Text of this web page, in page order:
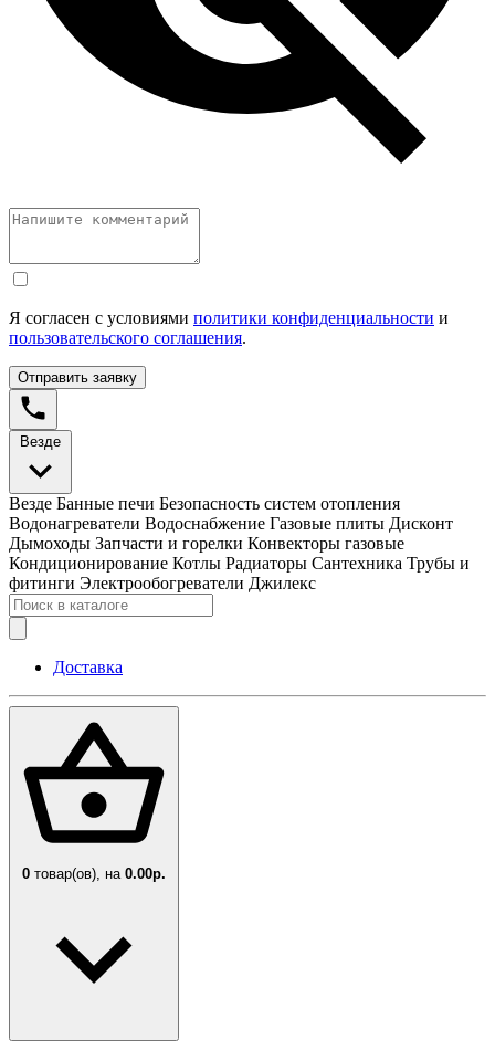
Я согласен с условиями политики конфиденциальности и
пользовательского соглашения.
Отправить заявку
Везде
Везде Банные печи Безопасность систем отопления
Водонагреватели Водоснабжение Газовые плиты Дисконт
Дымоходы Запчасти и горелки Конвекторы газовые
Кондиционирование Котлы Радиаторы Сантехника Трубы и
фитинги Электрообогреватели Джилекс
Доставка
0 товар(ов), на 0.00р.